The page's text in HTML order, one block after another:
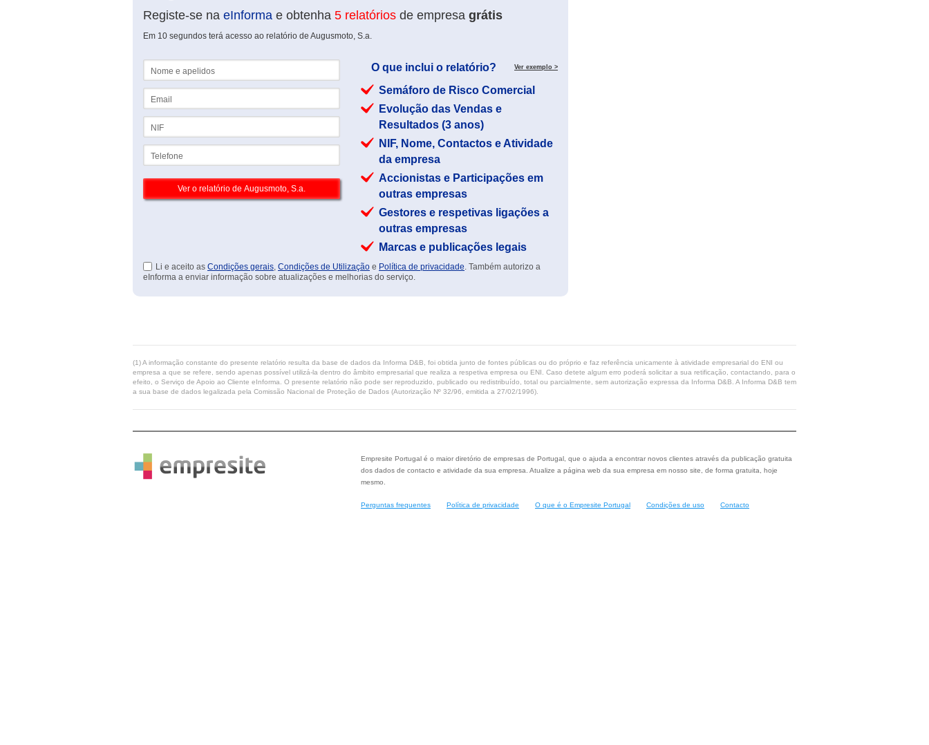
Registe-se na eInforma e obtenha 5 relatórios de empresa grátis
Em 10 segundos terá acesso ao relatório de Augusmoto, S.a.
O que inclui o relatório? Ver exemplo >
Semáforo de Risco Comercial
Evolução das Vendas e
Resultados (3 anos)
NIF, Nome, Contactos e Atividade
da empresa
Accionistas e Participações em
outras empresas
Gestores e respetivas ligações a
outras empresas
Marcas e publicações legais
Li e aceito as Condições gerais, Condições de Utilização e Política de privacidade. Também autorizo a
eInforma a enviar informação sobre atualizações e melhorias do serviço.
(1) A informação constante do presente relatório resulta da base de dados da Informa D&B, foi obtida junto de fontes públicas ou do próprio e faz referência unicamente à atividade empresarial do ENI ou
empresa a que se refere, sendo apenas possível utilizá-la dentro do âmbito empresarial que realiza a respetiva empresa ou ENI. Caso detete algum erro poderá solicitar a sua retificação, contactando, para o
efeito, o Serviço de Apoio ao Cliente eInforma. O presente relatório não pode ser reproduzido, publicado ou redistribuído, total ou parcialmente, sem autorização expressa da Informa D&B. A Informa D&B tem
a sua base de dados legalizada pela Comissão Nacional de Proteção de Dados (Autorização Nº 32/96, emitida a 27/02/1996).
Empresite Portugal é o maior diretório de empresas de Portugal, que o ajuda a encontrar novos clientes através da publicação gratuita
dos dados de contacto e atividade da sua empresa. Atualize a página web da sua empresa em nosso site, de forma gratuita, hoje
mesmo.
Perguntas frequentes Política de privacidade O que é o Empresite Portugal Condições de uso Contacto